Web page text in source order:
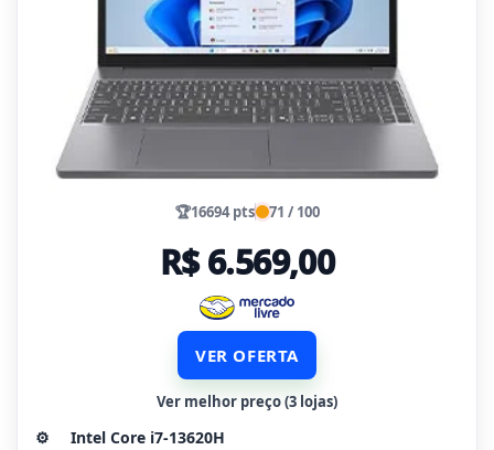
🏆16694 pts 71 / 100
R$ 6.569,00
VER OFERTA
Ver melhor preço (3 lojas)
⚙️
Intel Core i7-13620H